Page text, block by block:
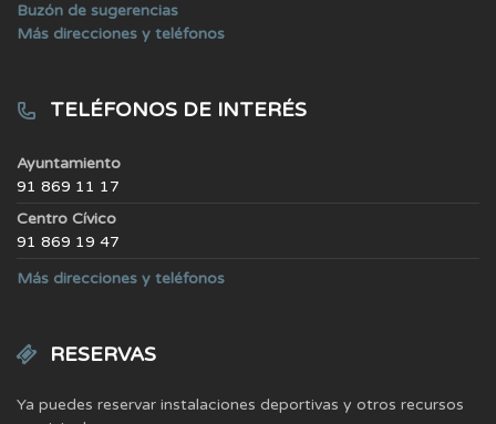
Buzón de sugerencias
Más direcciones y teléfonos
TELÉFONOS DE INTERÉS
Ayuntamiento
91 869 11 17
Centro Cívico
91 869 19 47
Más direcciones y teléfonos
RESERVAS
Ya puedes reservar instalaciones deportivas y otros recursos